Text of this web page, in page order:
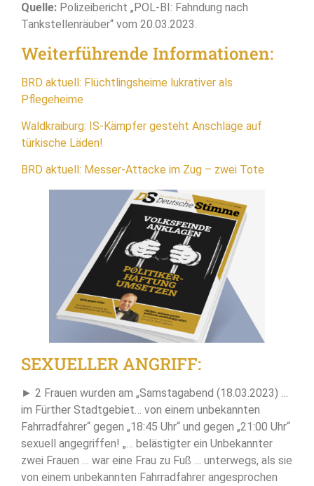
Quelle: Polizeibericht „POL-BI: Fahndung nach
Tankstellenräuber“ vom 20.03.2023.
Weiterführende Informationen:
BRD aktuell: Flüchtlingsheime lukrativer als
Pflegeheime
Waldkraiburg: IS-Kämpfer gesteht Anschläge auf
türkische Läden!
BRD aktuell: Messer-Attacke im Zug – zwei Tote
SEXUELLER ANGRIFF:
► 2 Frauen wurden am „Samstagabend (18.03.2023) …
im Fürther Stadtgebiet… von einem unbekannten
Fahrradfahrer“ gegen „18:45 Uhr“ und gegen „21:00 Uhr“
sexuell angegriffen! „… belästigter ein Unbekannter
zwei Frauen … war eine Frau zu Fuß … unterwegs, als sie
von einem unbekannten Fahrradfahrer angesprochen